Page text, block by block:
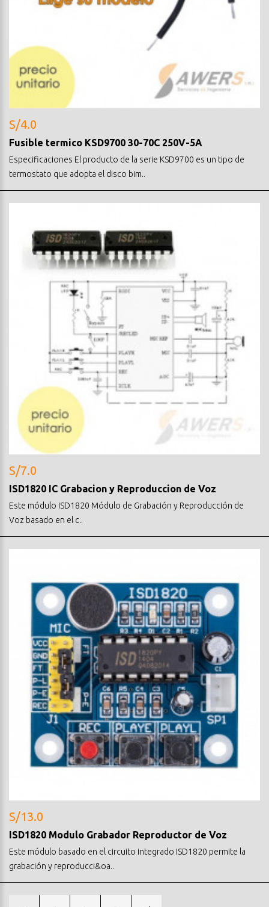
S/4.0
Fusible termico KSD9700 30-70C 250V-5A
Especificaciones El producto de la serie KSD9700 es un tipo de
termostato que adopta el disco bim..
S/7.0
ISD1820 IC Grabacion y Reproduccion de Voz
Este módulo ISD1820 Módulo de Grabación y Reproducción de
Voz basado en el c..
S/13.0
ISD1820 Modulo Grabador Reproductor de Voz
Este módulo basado en el circuito integrado ISD1820 permite la
grabación y reproducci&oa..